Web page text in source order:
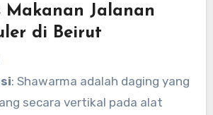
Makanan Jalanan
di Beirut
: Shawarma adalah daging yang
secara vertikal pada alat